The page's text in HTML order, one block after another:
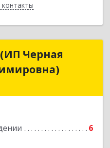
Черная
6
(ИП Черная
Владимировна)